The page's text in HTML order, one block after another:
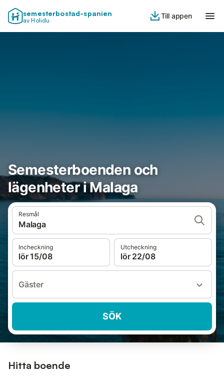
semesterbostad-spanien
av Holidu
Till appen
Semesterboenden och
lägenheter i Malaga
Resmål
Malaga
Incheckning
lör 15/08
Utcheckning
lör 22/08
Gäster
SÖK
Hitta boende